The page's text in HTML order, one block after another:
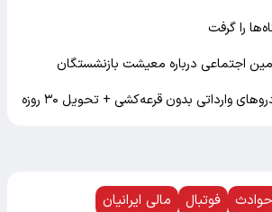
را گرفت
اجتماعی درباره معیشت بازنشستگان
وارداتی بدون قرعه‌کشی + تحویل ۳۰ روزه
حوادث فوتبال
مالی ایرانیان